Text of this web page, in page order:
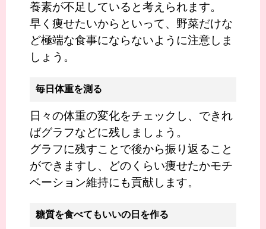
養素が不足していると考えられます。
早く痩せたいからといって、野菜だけな
ど極端な食事にならないように注意しま
しょう。
毎日体重を測る
日々の体重の変化をチェックし、できれ
ばグラフなどに残しましょう。
グラフに残すことで後から振り返ること
ができますし、どのくらい痩せたかモチ
ベーション維持にも貢献します。
糖質を食べてもいいの日を作る